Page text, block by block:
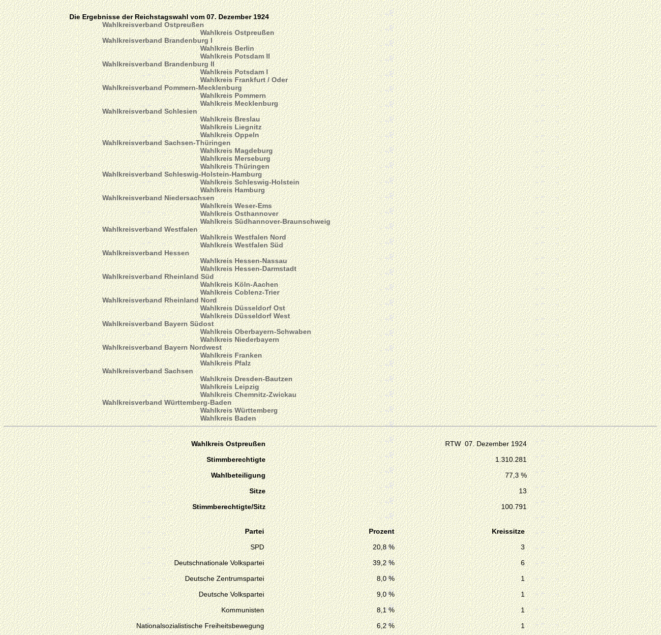
Die Ergebnisse der Reichstagswahl vom 07. Dezember 1924
Wahlkreisverband Ostpreußen
Wahlkreis Ostpreußen
Wahlkreisverband Brandenburg I
Wahlkreis Berlin
Wahlkreis Potsdam II
Wahlkreisverband Brandenburg II
Wahlkreis Potsdam I
Wahlkreis Frankfurt / Oder
Wahlkreisverband Pommern-Mecklenburg
Wahlkreis Pommern
Wahlkreis Mecklenburg
Wahlkreisverband Schlesien
Wahlkreis Breslau
Wahlkreis Liegnitz
Wahlkreis Oppeln
Wahlkreisverband Sachsen-Thüringen
Wahlkreis Magdeburg
Wahlkreis Merseburg
Wahlkreis Thüringen
Wahlkreisverband Schleswig-Holstein-Hamburg
Wahlkreis Schleswig-Holstein
Wahlkreis Hamburg
Wahlkreisverband Niedersachsen
Wahlkreis Weser-Ems
Wahlkreis Osthannover
Wahlkreis Südhannover-Braunschweig
Wahlkreisverband Westfalen
Wahlkreis Westfalen Nord
Wahlkreis Westfalen Süd
Wahlkreisverband Hessen
Wahlkreis Hessen-Nassau
Wahlkreis Hessen-Darmstadt
Wahlkreisverband Rheinland Süd
Wahlkreis Köln-Aachen
Wahlkreis Coblenz-Trier
Wahlkreisverband Rheinland Nord
Wahlkreis Düsseldorf Ost
Wahlkreis Düsseldorf West
Wahlkreisverband Bayern Südost
Wahlkreis Oberbayern-Schwaben
Wahlkreis Niederbayern
Wahlkreisverband Bayern Nordwest
Wahlkreis Franken
Wahlkreis Pfalz
Wahlkreisverband Sachsen
Wahlkreis Dresden-Bautzen
Wahlkreis Leipzig
Wahlkreis Chemnitz-Zwickau
Wahlkreisverband Württemberg-Baden
Wahlkreis Württemberg
Wahlkreis Baden
Wahlkreis Ostpreußen
RTW 07. Dezember 1924
Stimmberechtigte
1.310.281
Wahlbeteiligung
77,3 %
Sitze
13
Stimmberechtigte/Sitz
100.791
Partei Prozent
Kreissitze
SPD
20,8 %
3
Deutschnationale Volkspartei
39,2 %
6
Deutsche Zentrumspartei
8,0 %
1
Deutsche Volkspartei
9,0 %
1
Kommunisten
8,1 %
1
Nationalsozialistische Freiheitsbewegung
6,2 % 1